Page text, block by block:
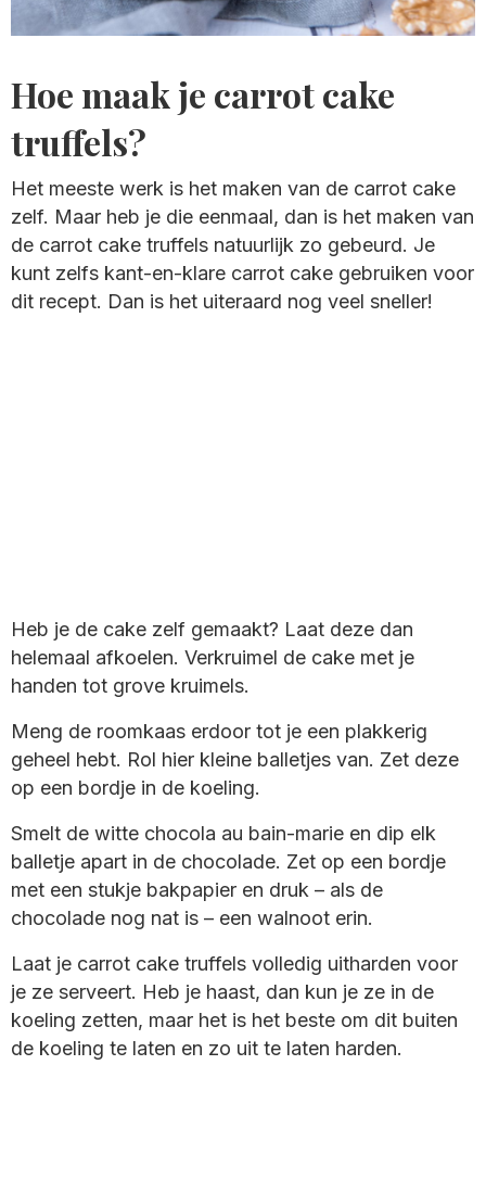
Hoe maak je carrot cake
truffels?
Het meeste werk is het maken van de carrot cake
zelf. Maar heb je die eenmaal, dan is het maken van
de carrot cake truffels natuurlijk zo gebeurd. Je
kunt zelfs kant-en-klare carrot cake gebruiken voor
dit recept. Dan is het uiteraard nog veel sneller!
Heb je de cake zelf gemaakt? Laat deze dan
helemaal afkoelen. Verkruimel de cake met je
handen tot grove kruimels.
Meng de roomkaas erdoor tot je een plakkerig
geheel hebt. Rol hier kleine balletjes van. Zet deze
op een bordje in de koeling.
Smelt de witte chocola au bain-marie en dip elk
balletje apart in de chocolade. Zet op een bordje
met een stukje bakpapier en druk – als de
chocolade nog nat is – een walnoot erin.
Laat je carrot cake truffels volledig uitharden voor
je ze serveert. Heb je haast, dan kun je ze in de
koeling zetten, maar het is het beste om dit buiten
de koeling te laten en zo uit te laten harden.